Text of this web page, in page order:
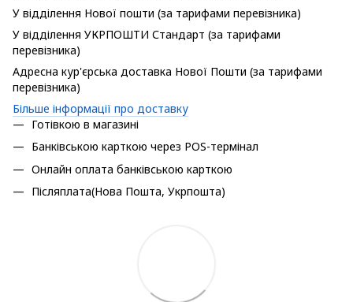
У відділення Нової пошти (за тарифами перевізника)
У відділення УКРПОШТИ Стандарт (за тарифами
перевізника)
Адресна кур'єрська доставка Нової Пошти (за тарифами
перевізника)
Більше інформації про доставку
Готівкою в магазині
Банківською карткою через POS-термінал
Онлайн оплата банківською карткою
Післяплата(Нова Пошта, Укрпошта)